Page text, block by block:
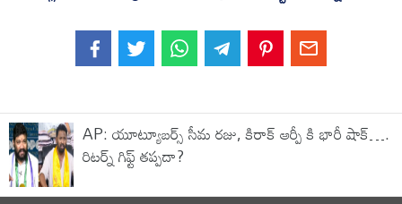
AP: యూట్యూబర్స్ సీమ రజు, కిరాక్ ఆర్పీ కి భారీ షాక్….
రిటర్న్ గిఫ్ట్ తప్పదా?